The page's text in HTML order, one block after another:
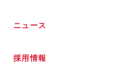
ニュース
採用情報